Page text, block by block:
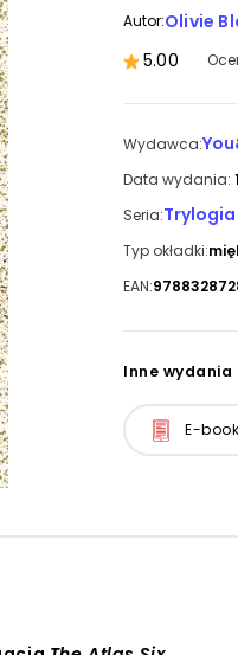
Autor:Olivie
5.00
Wydawca:
Data wydania:
Seria:
Typ okładki:
EAN:
Inne wydania
E-book